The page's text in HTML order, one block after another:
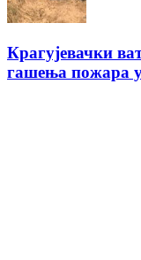
Крагујевачки
гашења пожара